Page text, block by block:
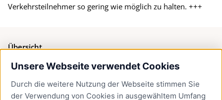
Unsere Webseite verwendet Cookies
Durch die weitere Nutzung der Webseite stimmen Sie
der Verwendung von Cookies in ausgewähltem Umfang
Verkehrsteilnehmer so gering wie möglich zu halten. +++
Übersicht
Bürgerservice
Presse